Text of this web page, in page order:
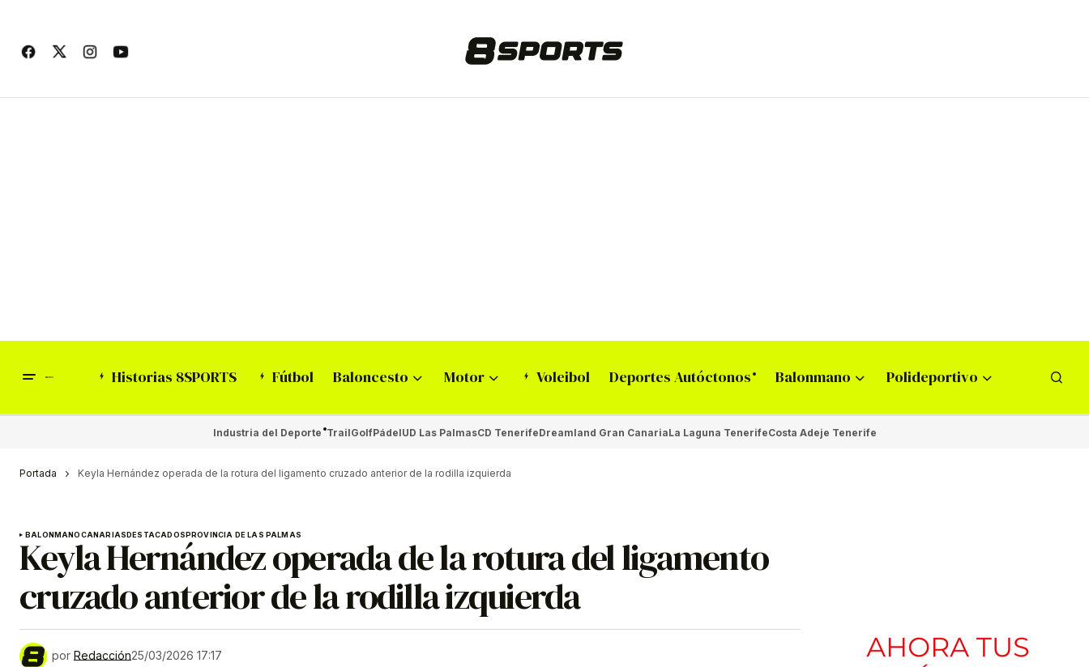
Historias 8SPORTS Fútbol Baloncesto Motor Voleibol Deportes Autóctonos Balonmano Polideportivo
Industria del Deporte TrailGolfPádelUD Las PalmasCD TenerifeDreamland Gran CanariaLa Laguna TenerifeCosta Adeje Tenerife
Portada Keyla Hernández operada de la rotura del ligamento cruzado anterior de la rodilla izquierda
BALONMANOCANARIASDESTACADOSPROVINCIA DE LAS PALMAS
Keyla Hernández operada de la rotura del ligamento
cruzado anterior de la rodilla izquierda
por Redacción25/03/2026 17:17